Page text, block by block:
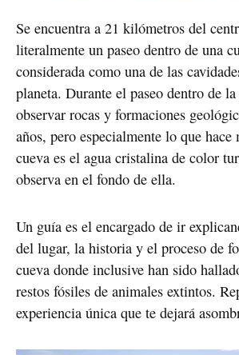
Se encuentra a 21 kilómetros del
literalmente un paseo dentro de una
considerada como una de las
planeta. Durante el paseo dentro de
observar rocas y formaciones
años, pero especialmente lo que hace
cueva es el agua cristalina de color
observa en el fondo de ella.
Un guía es el encargado de ir
del lugar, la historia y el proceso de
cueva donde inclusive han sido
restos fósiles de animales extintos.
experiencia única que te dejará